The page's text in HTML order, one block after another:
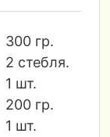
300 гр.
2 стебля.
1 шт.
200 гр.
1 шт.